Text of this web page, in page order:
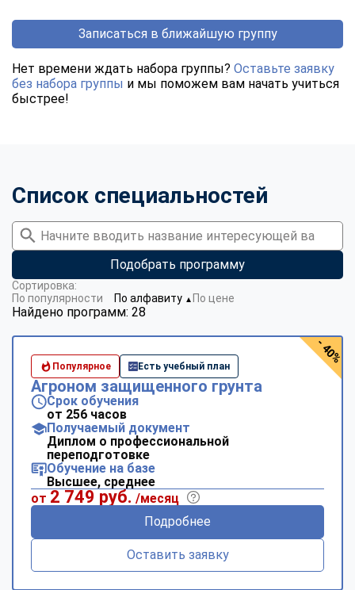
Записаться в ближайшую группу
Нет времени ждать набора группы? Оставьте заявку
без набора группы и мы поможем вам начать учиться
быстрее!
Список специальностей
Подобрать программу
Найдено программ: 28
Сортировка:
По популярности
По алфавиту ▼ По цене
Популярное Есть учебный план
Агроном защищенного грунта
Срок обучения
от 256 часов
Получаемый документ
Диплом о профессиональной
переподготовке
Обучение на базе
Высшее, среднее
от 2 749 руб. /месяц
Подробнее
Оставить заявку
- 40%